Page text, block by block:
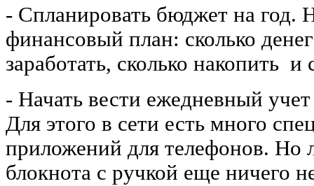
- Спланировать бюджет на год.
финансовый план: сколько
заработать, сколько накопить и
- Начать вести ежедневный
Для этого в сети есть много
приложений для телефонов. Но
блокнота с ручкой еще ничего